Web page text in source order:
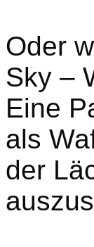
Oder
Sky –
Eine
als
der